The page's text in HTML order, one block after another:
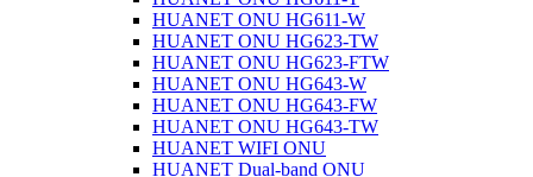
HUANET ONU HG611-W
HUANET ONU HG623-TW
HUANET ONU HG623-FTW
HUANET ONU HG643-W
HUANET ONU HG643-FW
HUANET ONU HG643-TW
HUANET WIFI ONU
HUANET Dual-band ONU